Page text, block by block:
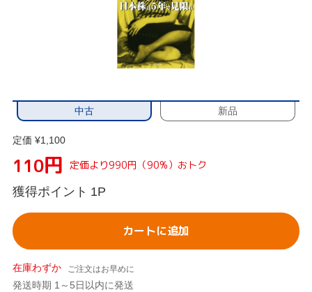
中古 新品
定価 ¥1,100
110円 定価より990円（90%）おトク
獲得ポイント 1P
カートに追加
在庫わずか ご注文はお早めに
発送時期 1～5日以内に発送